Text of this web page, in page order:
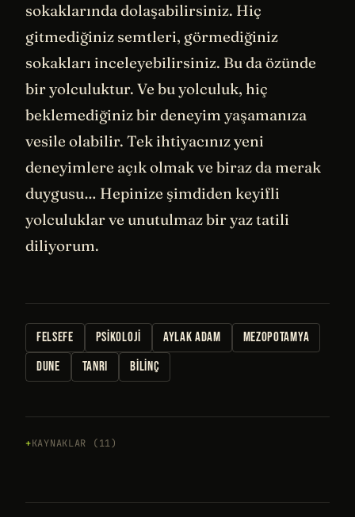
sokaklarında dolaşabilirsiniz. Hiç
gitmediğiniz semtleri, görmediğiniz
sokakları inceleyebilirsiniz. Bu da özünde
bir yolculuktur. Ve bu yolculuk, hiç
beklemediğiniz bir deneyim yaşamanıza
vesile olabilir. Tek ihtiyacınız yeni
deneyimlere açık olmak ve biraz da merak
duygusu… Hepinize şimdiden keyifli
yolculuklar ve unutulmaz bir yaz tatili
diliyorum.
FELSEFE PSIKOLOJI AYLAK ADAM
MEZOPOTAMYA
DUNE
TANRI BILINÇ
KAYNAKLAR (11)